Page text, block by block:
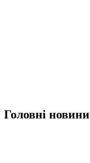
Головні новини